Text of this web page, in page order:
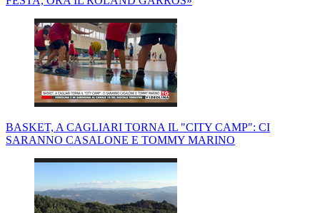
BASKET, A CAGLIARI TORNA IL "CITY CAMP": CI
SARANNO CASALONE E TOMMY MARINO